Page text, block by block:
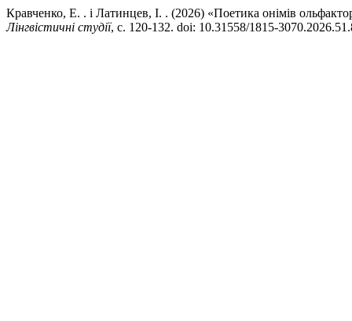
Кравченко, Е. . і Латинцев, І. . (2026) «Поетика онімів
Лінгвістичні студії, с. 120-132. doi: 10.31558/1815-